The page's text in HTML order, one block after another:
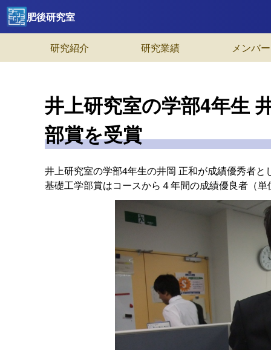
肥後研究室
研究紹介 研究業績 メンバー
井上研究室の学部4年生
部賞を受賞
井上研究室の学部4年生の井岡 正和が成績優秀者
基礎工学部賞はコースから４年間の成績優良者（